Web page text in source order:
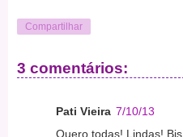
Compartilhar
3 comentários:
Pati Vieira 7/10/13
Quero todas! Lindas! Bjs